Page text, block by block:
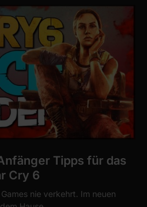
Tipps für das
Cry 6
nie verkehrt. Im neuen